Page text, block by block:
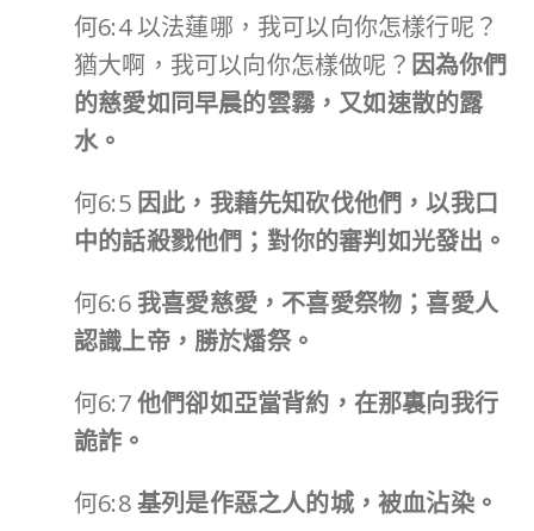
何6:4 以法蓮哪，我可以向你怎樣行呢？
猶大啊，我可以向你怎樣做呢？ 因為你們
的慈愛如同早晨的雲霧，又如速散的露
水。
何6:5 因此，我藉先知砍伐他們，以我口
中的話殺戮他們；對你的審判如光發出。
何6:6 我喜愛慈愛，不喜愛祭物；喜愛人
認識上帝，勝於燔祭。
何6:7他們卻如亞當背約，在那裏向我行
詭詐。
何6:8基列是作惡之人的城，被血沾染。